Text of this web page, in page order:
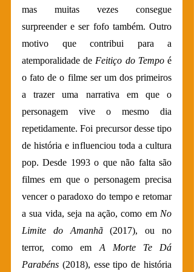
mas muitas vezes consegue
surpreender e ser fofo também. Outro
motivo que contribui para a
atemporalidade de Feitiço do Tempo é
o fato de o filme ser um dos primeiros
a trazer uma narrativa em que o
personagem vive o mesmo dia
repetidamente. Foi precursor desse tipo
de história e influenciou toda a cultura
pop. Desde 1993 o que não falta são
filmes em que o personagem precisa
vencer o paradoxo do tempo e retomar
a sua vida, seja na ação, como em No
Limite do Amanhã (2017), ou no
terror, como em A Morte Te Dá
Parabéns (2018), esse tipo de história